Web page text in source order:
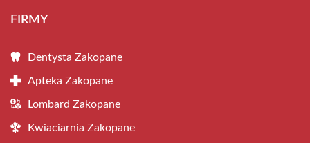
FIRMY
Dentysta Zakopane
Apteka Zakopane
Lombard Zakopane
Kwiaciarnia Zakopane